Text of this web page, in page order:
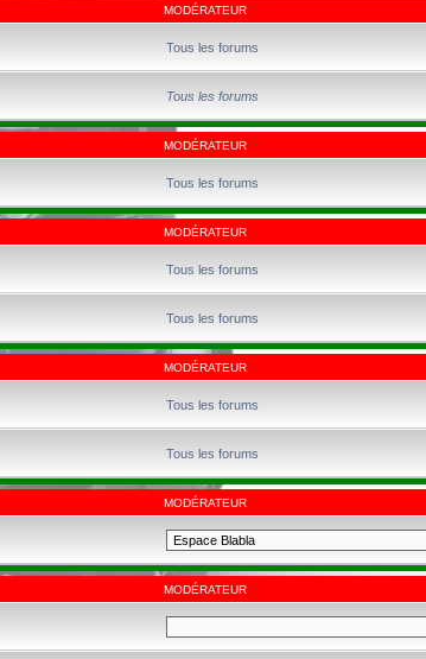
MODÉRATEUR
Tous les forums
Tous les forums
MODÉRATEUR
Tous les forums
MODÉRATEUR
Tous les forums
Tous les forums
MODÉRATEUR
Tous les forums
Tous les forums
MODÉRATEUR
MODÉRATEUR